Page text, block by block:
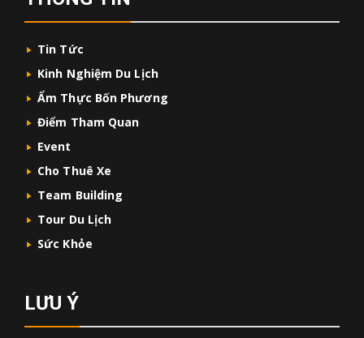
Tin Tức
Kinh Nghiệm Du Lịch
Ẩm Thực Bốn Phương
Điểm Tham Quan
Event
Cho Thuê Xe
Team Building
Tour Du Lịch
Sức Khỏe
LƯU Ý